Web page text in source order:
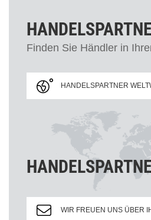
Finden Sie Händler in
HANDELSPARTNER
WIR FREUEN UNS ÜBER